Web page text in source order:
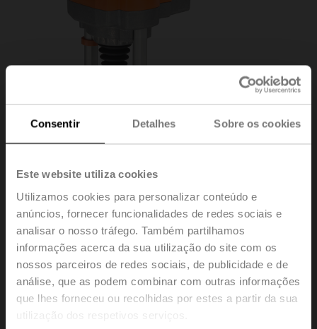
Consentir Detalhes Sobre os cookies
Este website utiliza cookies
Utilizamos cookies para personalizar conteúdo e
anúncios, fornecer funcionalidades de redes sociais e
analisar o nosso tráfego. Também partilhamos
informações acerca da sua utilização do site com os
nossos parceiros de redes sociais, de publicidade e de
análise, que as podem combinar com outras informações
que lhes forneceu ou recolhidas por estes a partir da sua
WGVL+AVKX24-MFT
Linkage de válvula globo Warren com atuadores das
séries EV, RV e AVK
Configurável